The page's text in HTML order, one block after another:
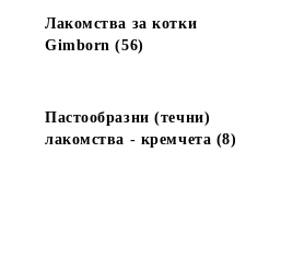
Лакомства за котки
Gimborn (56)
Пастообразни (течни)
лакомства - кремчета (8)